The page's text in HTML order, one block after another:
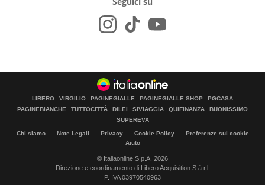
LIBERO VIRGILIO PAGINEGIALLE PAGINEGIALLE SHOP
PGCASA
PAGINEBIANCHE
TUTTOCITTÀ DILEI SIVIAGGIA QUIFINANZA
BUONISSIMO
SUPEREVA
Chi siamo Note Legali Privacy Cookie Policy
Preferenze sui cookie
Aiuto
© Italiaonline S.p.A. 2026
Direzione e coordinamento di Libero Acquisition S.á r.l.
P. IVA 03970540963